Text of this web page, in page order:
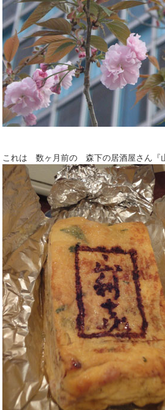
これは 数ヶ月前の 森下の居酒屋さん『